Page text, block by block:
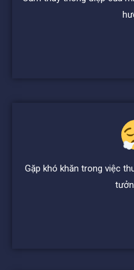
Gặp khó khăn trong việc